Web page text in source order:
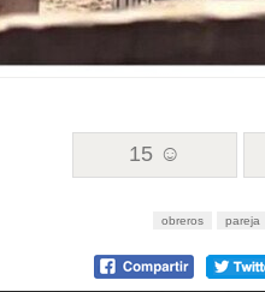
15 ☺
obreros pareja